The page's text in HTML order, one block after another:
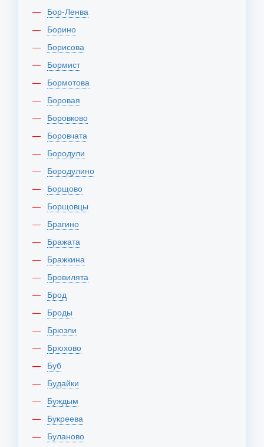
Бор-Ленва
Борино
Борисова
Бормист
Бормотова
Боровая
Боровково
Боровчата
Бородули
Бородулино
Борщово
Борщовцы
Брагино
Бражата
Бражкина
Бровилята
Брод
Броды
Брюзли
Брюхово
Буб
Будайки
Буждым
Букреева
Буланово